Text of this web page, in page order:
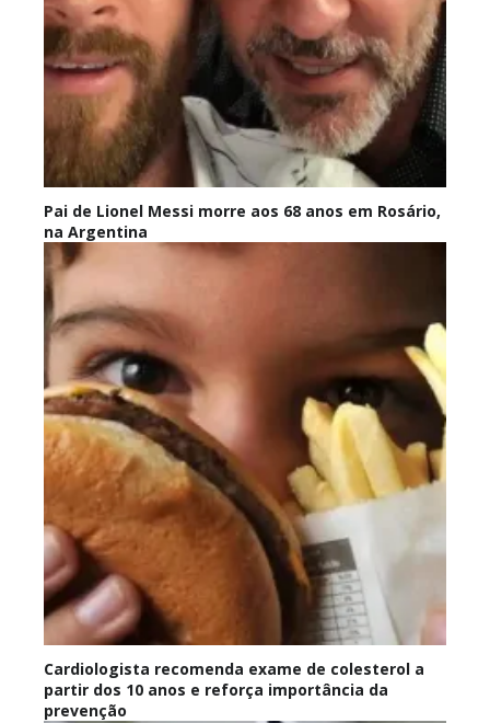
Pai de Lionel Messi morre aos 68 anos em Rosário,
na Argentina
Cardiologista recomenda exame de colesterol a
partir dos 10 anos e reforça importância da
prevenção